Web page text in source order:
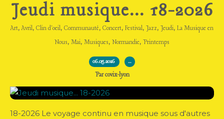
Jeudi musique... 18-2026
Art,Avril, Clin d'oeil, Communauté, Concert, Festival, Jazz, Jeudi, La Musique en
Nous, Mai, Musiques, Normandie, Printemps
06.05.2026 …
Par covix-lyon
18-2026 Le voyage continu en musique sous d'autres